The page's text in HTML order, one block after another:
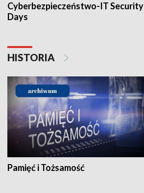
Cyberbezpieczeństwo-IT Security
Days
HISTORIA
Pamięć i Tożsamość